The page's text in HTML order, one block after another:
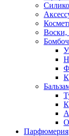
Воски,
Парфюмерия